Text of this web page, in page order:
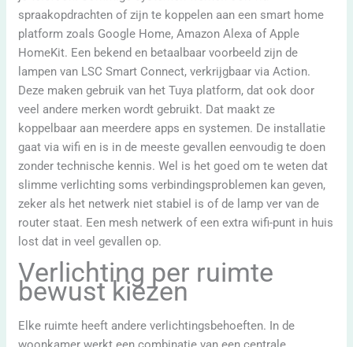
spraakopdrachten of zijn te koppelen aan een smart home
platform zoals Google Home, Amazon Alexa of Apple
HomeKit. Een bekend en betaalbaar voorbeeld zijn de
lampen van LSC Smart Connect, verkrijgbaar via Action.
Deze maken gebruik van het Tuya platform, dat ook door
veel andere merken wordt gebruikt. Dat maakt ze
koppelbaar aan meerdere apps en systemen. De installatie
gaat via wifi en is in de meeste gevallen eenvoudig te doen
zonder technische kennis. Wel is het goed om te weten dat
slimme verlichting soms verbindingsproblemen kan geven,
zeker als het netwerk niet stabiel is of de lamp ver van de
router staat. Een mesh netwerk of een extra wifi-punt in huis
lost dat in veel gevallen op.
Verlichting per ruimte
bewust kiezen
Elke ruimte heeft andere verlichtingsbehoeften. In de